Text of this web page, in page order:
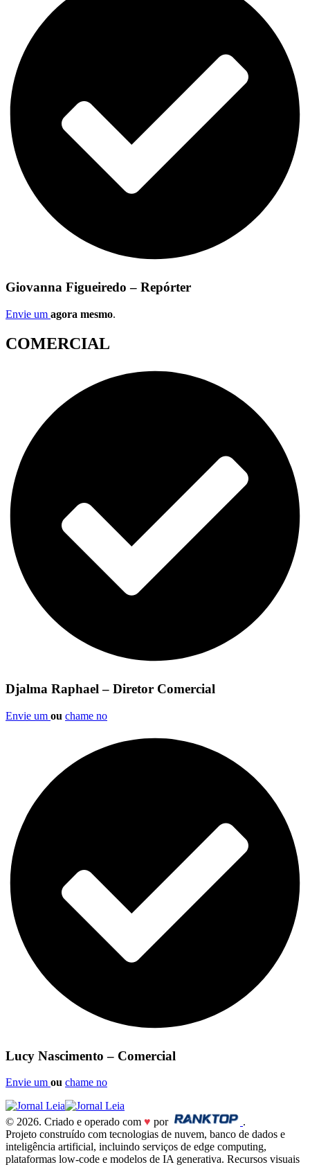
Giovanna Figueiredo – Repórter
Envie um agora mesmo.
COMERCIAL
Djalma Raphael – Diretor Comercial
Envie um ou chame no
Lucy Nascimento – Comercial
Envie um ou chame no
© 2026. Criado e operado com ♥ por
.
Projeto construído com tecnologias de nuvem, banco de dados e
inteligência artificial, incluindo serviços de edge computing,
plataformas low-code e modelos de IA generativa. Recursos visuais